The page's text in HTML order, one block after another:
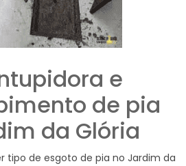
e
de pia
da Glória
tipo de esgoto de pia no Jardim da